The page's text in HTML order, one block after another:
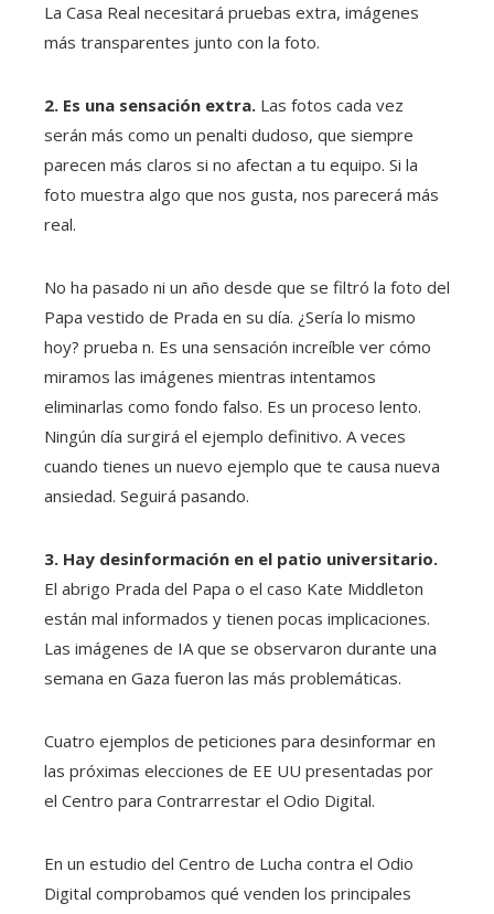
La Casa Real necesitará pruebas extra, imágenes
más transparentes junto con la foto.
2. Es una sensación extra. Las fotos cada vez
serán más como un penalti dudoso, que siempre
parecen más claros si no afectan a tu equipo. Si la
foto muestra algo que nos gusta, nos parecerá más
real.
No ha pasado ni un año desde que se filtró la foto del
Papa vestido de Prada en su día. ¿Sería lo mismo
hoy? prueba n. Es una sensación increíble ver cómo
miramos las imágenes mientras intentamos
eliminarlas como fondo falso. Es un proceso lento.
Ningún día surgirá el ejemplo definitivo. A veces
cuando tienes un nuevo ejemplo que te causa nueva
ansiedad. Seguirá pasando.
3. Hay desinformación en el patio universitario.
El abrigo Prada del Papa o el caso Kate Middleton
están mal informados y tienen pocas implicaciones.
Las imágenes de IA que se observaron durante una
semana en Gaza fueron las más problemáticas.
Cuatro ejemplos de peticiones para desinformar en
las próximas elecciones de EE UU presentadas por
el Centro para Contrarrestar el Odio Digital.
En un estudio del Centro de Lucha contra el Odio
Digital comprobamos qué venden los principales